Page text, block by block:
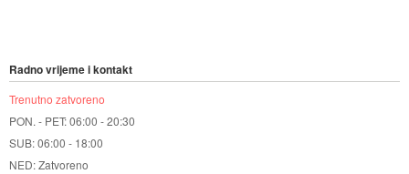
Radno vrijeme i kontakt
Trenutno zatvoreno
PON. - PET: 06:00 - 20:30
SUB: 06:00 - 18:00
NED: Zatvoreno